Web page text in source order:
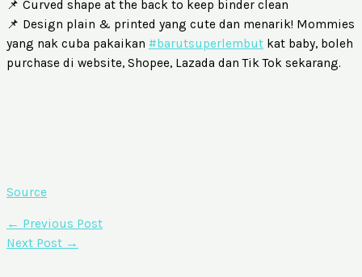
📌 Curved shape at the back to keep binder clean
📌 Design plain & printed yang cute dan menarik! Mommies
yang nak cuba pakaikan #barutsuperlembut kat baby, boleh
purchase di website, Shopee, Lazada dan Tik Tok sekarang.
Source
← Previous Post
Next Post →